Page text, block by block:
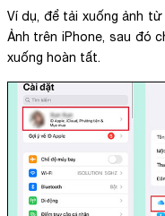
Ví dụ, để tải xuống ảnh
Ảnh trên iPhone, sau đó
xuống hoàn tất.